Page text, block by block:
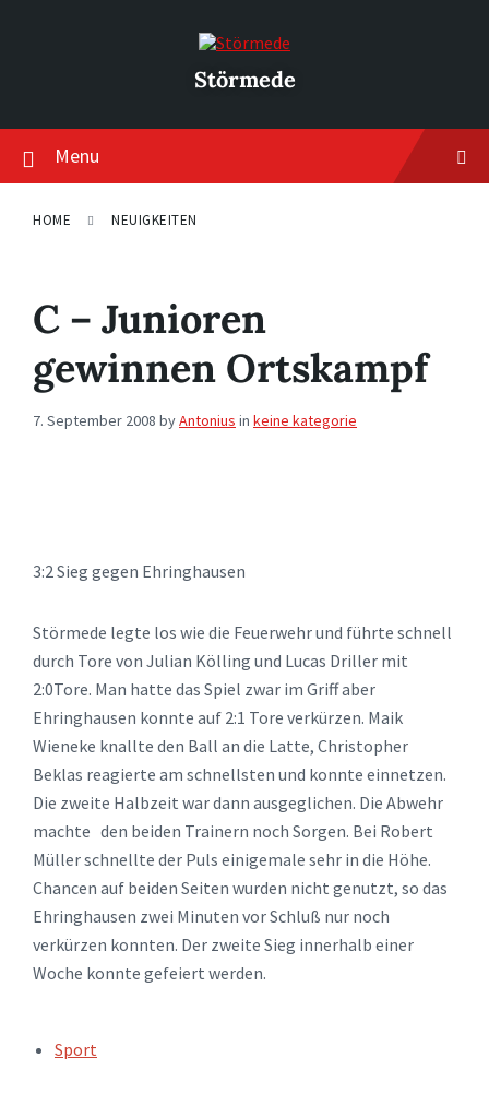
Störmede
Menu
HOME NEUIGKEITEN
C – Junioren
gewinnen Ortskampf
7. September 2008 byAntonius in keine kategorie
3:2 Sieg gegen Ehringhausen
Störmede legte los wie die Feuerwehr und führte schnell
durch Tore von Julian Kölling und Lucas Driller mit
2:0Tore. Man hatte das Spiel zwar im Griff aber
Ehringhausen konnte auf 2:1 Tore verkürzen. Maik
Wieneke knallte den Ball an die Latte, Christopher
Beklas reagierte am schnellsten und konnte einnetzen.
Die zweite Halbzeit war dann ausgeglichen. Die Abwehr
machte den beiden Trainern noch Sorgen. Bei Robert
Müller schnellte der Puls einigemale sehr in die Höhe.
Chancen auf beiden Seiten wurden nicht genutzt, so das
Ehringhausen zwei Minuten vor Schluß nur noch
verkürzen konnten. Der zweite Sieg innerhalb einer
Woche konnte gefeiert werden.
TAGS:Sport